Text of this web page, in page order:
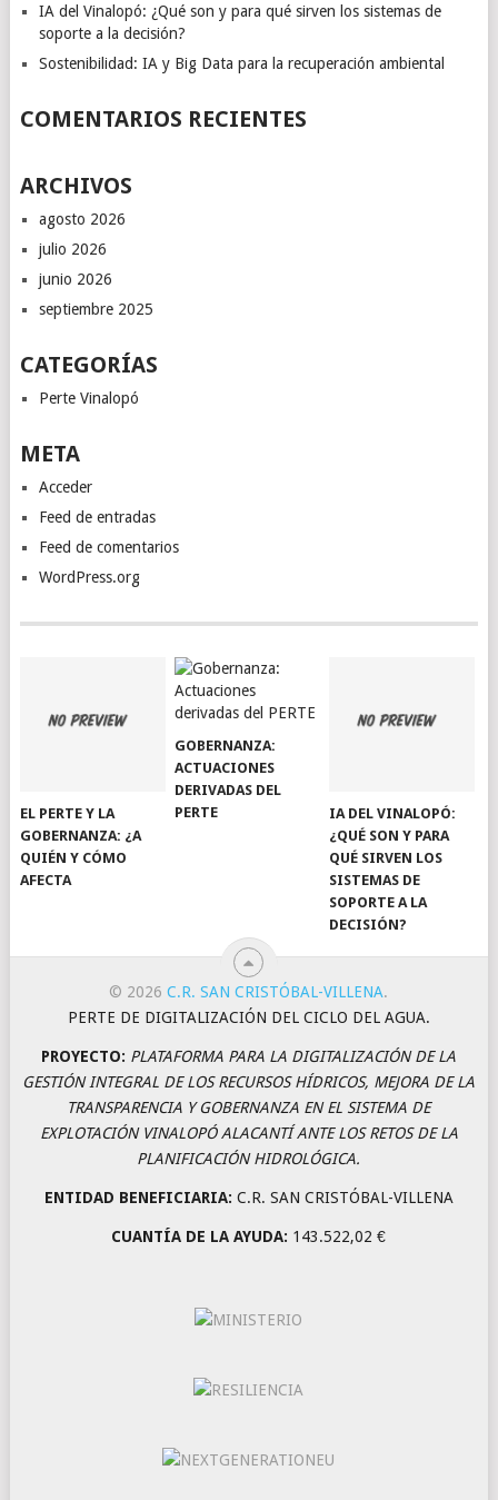
IA del Vinalopó: ¿Qué son y para qué sirven los sistemas de
soporte a la decisión?
Sostenibilidad: IA y Big Data para la recuperación ambiental
COMENTARIOS RECIENTES
ARCHIVOS
agosto 2026
julio 2026
junio 2026
septiembre 2025
CATEGORÍAS
Perte Vinalopó
META
Acceder
Feed de entradas
Feed de comentarios
WordPress.org
EL PERTE Y LA
GOBERNANZA: ¿A
QUIÉN Y CÓMO
AFECTA
GOBERNANZA:
ACTUACIONES
DERIVADAS DEL
PERTE
IA DEL VINALOPÓ:
¿QUÉ SON Y PARA
QUÉ SIRVEN LOS
SISTEMAS DE
SOPORTE A LA
DECISIÓN?
© 2026C.R. SAN CRISTÓBAL-VILLENA.
PERTE DE DIGITALIZACIÓN DEL CICLO DEL AGUA.
PROYECTO: PLATAFORMA PARA LA DIGITALIZACIÓN DE LA
GESTIÓN INTEGRAL DE LOS RECURSOS HÍDRICOS, MEJORA DE LA
TRANSPARENCIA Y GOBERNANZA EN EL SISTEMA DE
EXPLOTACIÓN VINALOPÓ ALACANTÍ ANTE LOS RETOS DE LA
PLANIFICACIÓN HIDROLÓGICA.
ENTIDAD BENEFICIARIA: C.R. SAN CRISTÓBAL-VILLENA
CUANTÍA DE LA AYUDA: 143.522,02 €